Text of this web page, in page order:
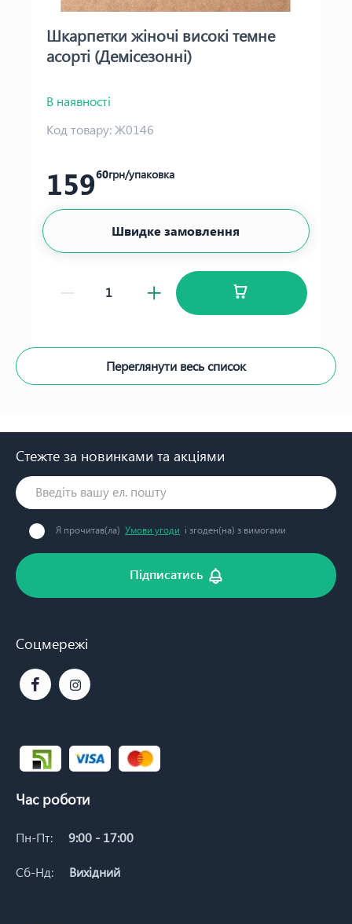
Шкарпетки жіночі високі темне
асорті (Демісезонні)
В наявності
Код товару:Ж0146
15960грн/упаковка
Швидке замовлення
Переглянути весь список
Стежте за новинками та акціями
Я прочитав(ла) Умови угоди і згоден(на) з вимогами
Підписатись
Соцмережі
Час роботи
Пн-Пт: 9:00 - 17:00
Сб-Нд: Вихідний